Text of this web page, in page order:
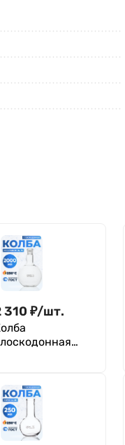
310 ₽/шт.